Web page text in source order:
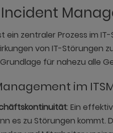
ein zentraler Prozess im
von IT-Störungen
für nahezu alle
im
: Ein
es zu Störungen